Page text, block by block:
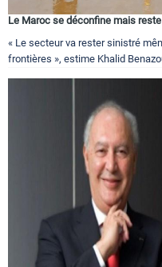
Le Maroc se déconfine mais
« Le secteur va rester sinistré
frontières », estime Khalid